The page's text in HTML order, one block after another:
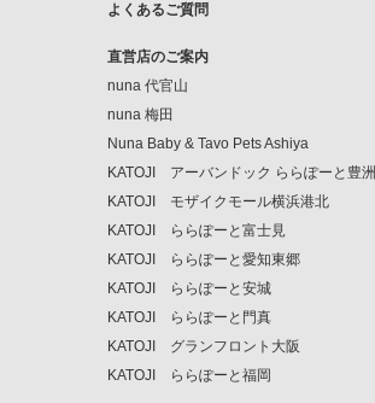
よくあるご質問
直営店のご案内
nuna 代官山
nuna 梅田
Nuna Baby & Tavo Pets Ashiya
KATOJI アーバンドック ららぽーと豊洲
KATOJI モザイクモール横浜港北
KATOJI ららぽーと富士見
KATOJI ららぽーと愛知東郷
KATOJI ららぽーと安城
KATOJI ららぽーと門真
KATOJI グランフロント大阪
KATOJI ららぽーと福岡